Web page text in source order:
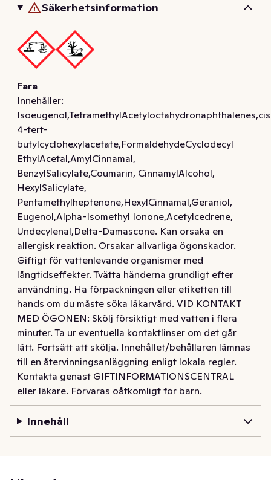
Säkerhetsinformation
Fara
Innehåller:
4-tert-
butylcyclohexylacetate,FormaldehydeCyclodecyl
EthylAcetal,AmylCinnamal,
BenzylSalicylate,Coumarin, CinnamylAlcohol,
HexylSalicylate,
Pentamethylheptenone,HexylCinnamal,Geraniol,
Eugenol,Alpha-Isomethyl Ionone,Acetylcedrene,
Undecylenal,Delta-Damascone. Kan orsaka en
allergisk reaktion. Orsakar allvarliga ögonskador.
Giftigt för vattenlevande organismer med
långtidseffekter. Tvätta händerna grundligt efter
användning. Ha förpackningen eller etiketten till
hands om du måste söka läkarvård. VID KONTAKT
MED ÖGONEN: Skölj försiktigt med vatten i flera
minuter. Ta ur eventuella kontaktlinser om det går
lätt. Fortsätt att skölja. Innehållet/behållaren lämnas
till en återvinningsanläggning enligt lokala regler.
Kontakta genast GIFTINFORMATIONSCENTRAL
eller läkare. Förvaras oåtkomligt för barn.
Innehåll